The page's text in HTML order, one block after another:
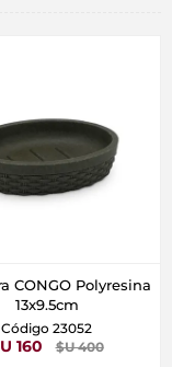
CONGO Polyresina
13x9.5cm
Código 23052
160 $U 400